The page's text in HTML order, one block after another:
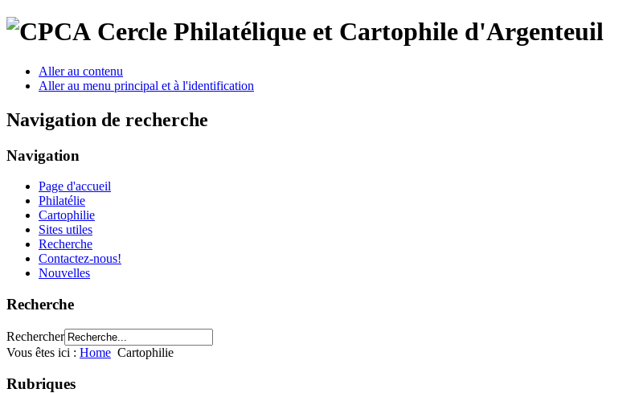
Cercle Philatélique et Cartophile d'Argenteuil
Aller au contenu
Aller au menu principal et à l'identification
Navigation de recherche
Navigation
Page d'accueil
Philatélie
Cartophilie
Sites utiles
Recherche
Contactez-nous!
Nouvelles
Recherche
Rechercher
Vous êtes ici : Home Cartophilie
Rubriques